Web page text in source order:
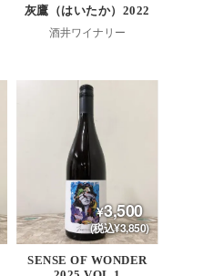
灰鷹（はいたか）2022
酒井ワイナリー
3,500
(税込¥3,850)
SENSE OF WONDER